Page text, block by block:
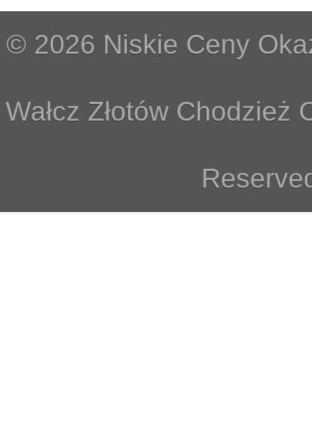
© 2026 Niskie Ceny
Wałcz Złotów